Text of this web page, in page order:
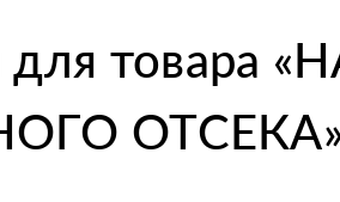
товара «
ОТСЕКА